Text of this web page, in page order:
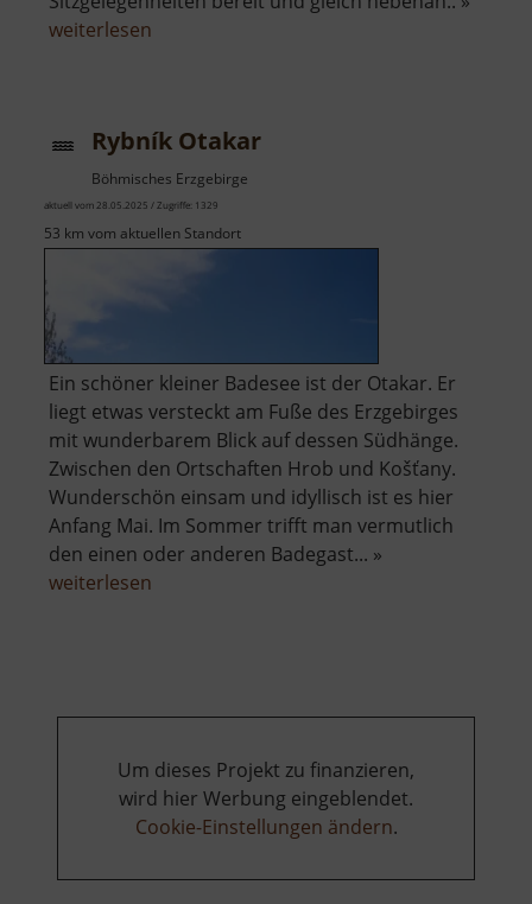
weiterlesen
Rybník Otakar
Böhmisches Erzgebirge
aktuell vom 28.05.2025 / Zugriffe: 1329
53 km vom aktuellen Standort
Ein schöner kleiner Badesee ist der Otakar. Er
liegt etwas versteckt am Fuße des Erzgebirges
mit wunderbarem Blick auf dessen Südhänge.
Zwischen den Ortschaften Hrob und Košťany.
Wunderschön einsam und idyllisch ist es hier
Anfang Mai. Im Sommer trifft man vermutlich
den einen oder anderen Badegast... »
weiterlesen
Um dieses Projekt zu finanzieren,
wird hier Werbung eingeblendet.
Cookie-Einstellungen ändern.